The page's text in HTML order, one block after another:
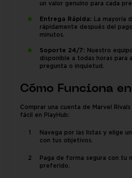
un valor genuino para cada
Entrega Rápida: La mayoría
rápidamente después del
minutos.
Soporte 24/7: Nuestro
disponible a todas horas para
pregunta o inquietud.
Cómo Funciona
Comprar una cuenta de Marvel
fácil en PlayHub:
Navega por las listas y elige
con tus objetivos.
Paga de forma segura con tu
preferido.